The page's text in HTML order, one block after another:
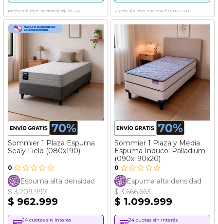
Precio sin imp. nacionales$ 785.123 Precio sin imp. nacionales$ 867.768
Sommier 1 Plaza Espuma
Sealy Field (080x190)
0
Espuma alta densidad
$ 3.209.997
$ 962.999
24 cuotas sin interés
Sommier 1 Plaza y Media
Espuma Inducol Palladium
(090x190x20)
0
Espuma alta densidad
$ 3.666.663
$ 1.099.999
24 cuotas sin interés